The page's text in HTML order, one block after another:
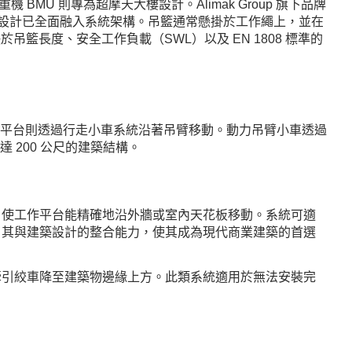
機 BMU 則專為超摩天大樓設計。Alimak Group 旗下品牌
已全面融入系統架構。吊籃通常懸掛於工作繩上，並在
吊籃長度、安全工作負載（SWL）以及 EN 1808 標準的
台則透過行走小車系統沿著吊臂移動。動力吊臂小車透過
200 公尺的建築結構。
工作平台能精確地沿外牆或室內天花板移動。系統可適
與建築設計的整合能力，使其成為現代商業建築的首選
絞車降至建築物邊緣上方。此類系統適用於無法安裝完